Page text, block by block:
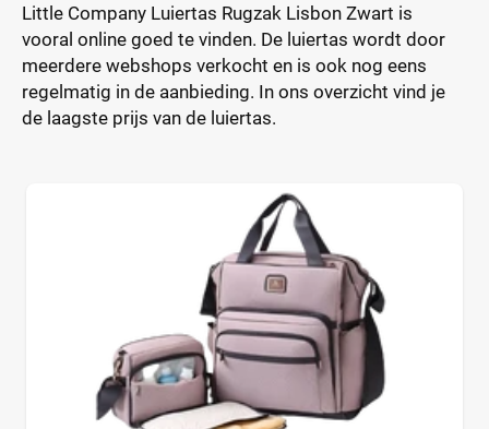
Little Company Luiertas Rugzak Lisbon Zwart is
vooral online goed te vinden. De luiertas wordt door
meerdere webshops verkocht en is ook nog eens
regelmatig in de aanbieding. In ons overzicht vind je
de laagste prijs van de luiertas.